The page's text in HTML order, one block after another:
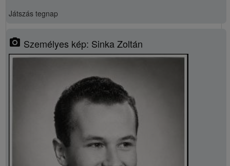
Játszás tegnap
photo_camera Személyes kép: Sinka Zoltán